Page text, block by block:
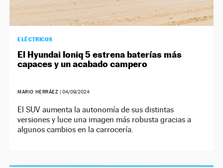
ELÉCTRICOS
El Hyundai Ioniq 5 estrena baterías más
capaces y un acabado campero
MARIO HERRÁEZ |04/09/2024
El SUV aumenta la autonomía de sus distintas
versiones y luce una imagen más robusta gracias a
algunos cambios en la carrocería.